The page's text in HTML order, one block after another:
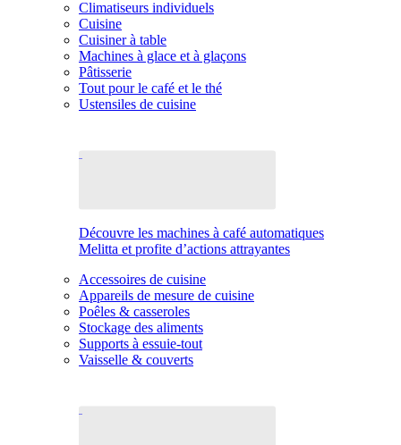
Climatiseurs individuels
Cuisine
Cuisiner à table
Machines à glace et à glaçons
Pâtisserie
Tout pour le café et le thé
Ustensiles de cuisine
Découvre les machines à café automatiques
Melitta et profite d’actions attrayantes
Accessoires de cuisine
Appareils de mesure de cuisine
Poêles & casseroles
Stockage des aliments
Supports à essuie-tout
Vaisselle & couverts